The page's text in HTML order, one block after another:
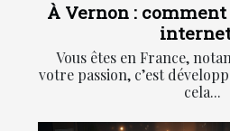
À Vernon :
Vous êtes en France,
votre passion, c’est
cela...